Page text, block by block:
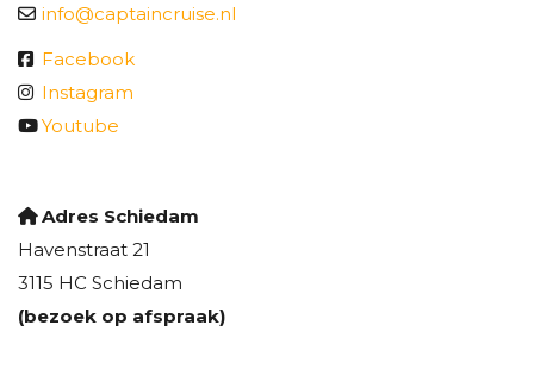
info@captaincruise.nl
Facebook
Instagram
Youtube
Adres Schiedam
Havenstraat 21
3115 HC Schiedam
(bezoek op afspraak)